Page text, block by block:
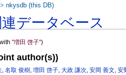
データベース
"増田 啓子")
author(s))
,名取 俊樹,増田 啓子,大政 謙次,安岡 善文,安
>nkysdb (this DB)